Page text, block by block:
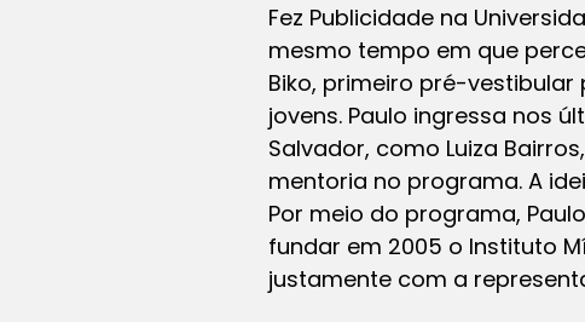
Fez Publicidade na
mesmo tempo em que
Biko, primeiro pré-
jovens. Paulo ingressa nos
Salvador, como Luiza
mentoria no programa. A
Por meio do programa,
fundar em 2005 o Instituto
justamente com a